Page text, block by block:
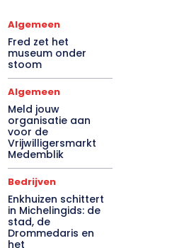
Algemeen
Fred zet het
museum onder
stoom
Algemeen
Meld jouw
organisatie aan
voor de
Vrijwilligersmarkt
Medemblik
Bedrijven
Enkhuizen schittert
in Michelingids: de
stad, de
Drommedaris en
het